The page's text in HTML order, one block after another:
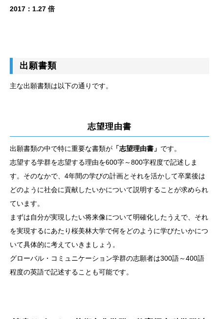
2017：1.27 倍
出願書類
主な出願書類は以下の通りです。
志望理由書
出願書類の中で特に重要な書類が 「志望理由書」 です。
志望する学群を志望する理由を600字～800字程度で記述しま
す。そのなかで、4年間の学びの計画とそれを活かして卒業後は
どのように社会に貢献したいかについて説明することが求められ
ています。
まずは自分が実現したい将来像について明確化したうえで、それ
を実現するにあたり桜美林大学で何をどのように学びたいかにつ
いて具体的に考えていきましょう。
グローバル・コミュニケーション学群の志願者は300語～400語
程度の英語で記述することも可能です。